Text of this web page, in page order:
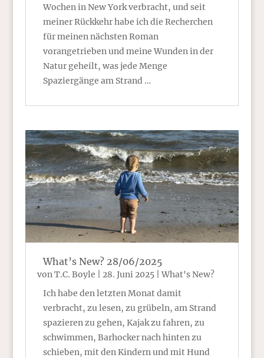
Wochen in New York verbracht, und seit
meiner Rückkehr habe ich die Recherchen
für meinen nächsten Roman
vorangetrieben und meine Wunden in der
Natur geheilt, was jede Menge
Spaziergänge am Strand …
What’s New? 28/06/2025
vonT.C. Boyle 28. Juni 2025|What's New?
Ich habe den letzten Monat damit
verbracht, zu lesen, zu grübeln, am Strand
spazieren zu gehen, Kajak zu fahren, zu
schwimmen, Barhocker nach hinten zu
schieben, mit den Kindern und mit Hund